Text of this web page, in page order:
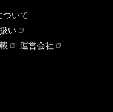
ついて
い
運営会社